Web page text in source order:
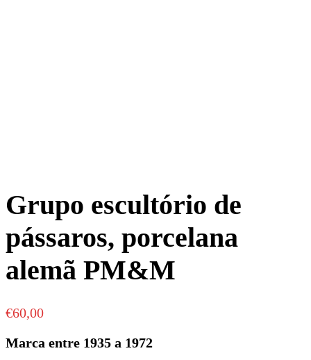
Grupo escultório de
pássaros, porcelana
alemã PM&M
€60,00
Marca entre 1935 a 1972